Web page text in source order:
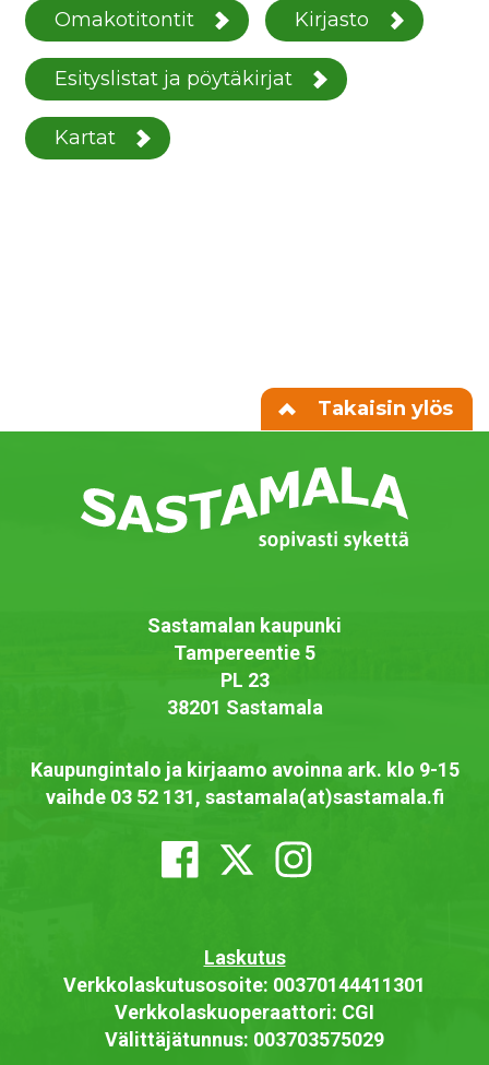
Omakotitontit Kirjasto
Esityslistat ja pöytäkirjat
Kartat
Takaisin ylös
Sastamalan kaupunki
Tampereentie 5
PL 23
38201 Sastamala
Kaupungintalo ja kirjaamo avoinna ark. klo 9-15
vaihde 03 52 131, sastamala(at)sastamala.fi
Laskutus
Verkkolaskutusosoite: 00370144411301
Verkkolaskuoperaattori: CGI
Välittäjätunnus: 003703575029